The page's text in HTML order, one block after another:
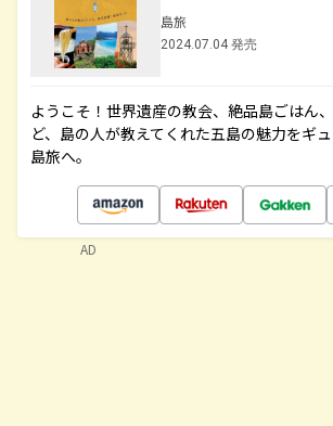
島旅
2024.07.04 発売
ようこそ！世界遺産の教会、絶品島ごはん
ど、島の人が教えてくれた五島の魅力をギュ
島旅へ。
AD